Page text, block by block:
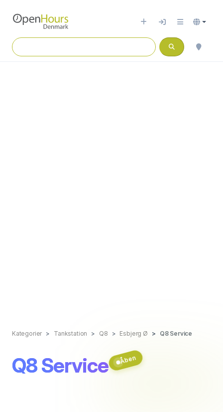
Kategorier Tankstation Q8 Esbjerg Ø Q8 Service
Q8 Service Åben